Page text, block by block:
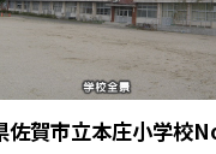
佐賀市立本庄小学校